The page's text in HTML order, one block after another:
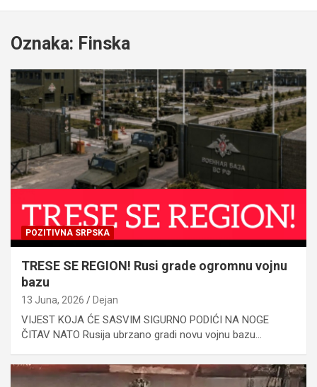
Oznaka: Finska
POZITIVNA SRPSKA
TRESE SE REGION! Rusi grade ogromnu vojnu
bazu
13 Juna, 2026 Dejan
VIJEST KOJA ĆE SASVIM SIGURNO PODIĆI NA NOGE
ČITAV NATO Rusija ubrzano gradi novu vojnu bazu…